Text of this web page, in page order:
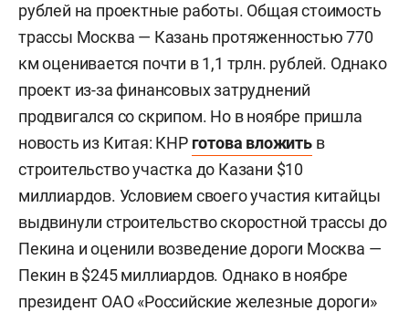
рублей на проектные работы. Общая стоимость
трассы Москва — Казань протяженностью 770
км оценивается почти в 1,1 трлн. рублей. Однако
проект из-за финансовых затруднений
продвигался со скрипом. Но в ноябре пришла
новость из Китая: КНР готова вложитьв
строительство участка до Казани $10
миллиардов. Условием своего участия китайцы
выдвинули строительство скоростной трассы до
Пекина и оценили возведение дороги Москва —
Пекин в $245 миллиардов. Однако в ноябре
президент ОАО «Российские железные дороги»